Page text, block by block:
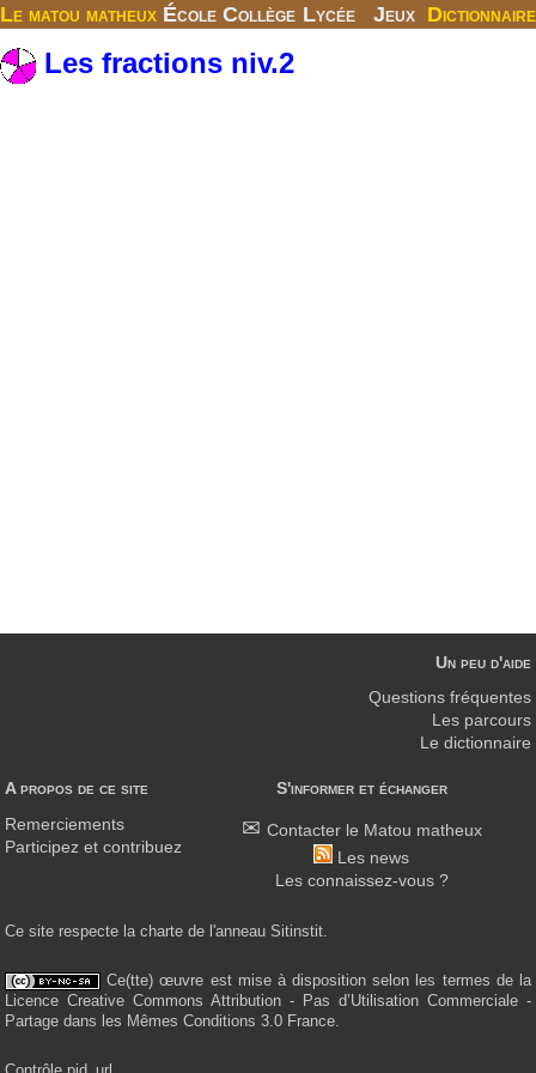
Le matou matheux École Collège Lycée Jeux Dictionnaire
Les fractions niv.2
A propos de ce site
Remerciements
Participez et contribuez
S'informer et échanger
Contacter le Matou matheux
Les news
Les connaissez-vous ?
Un peu d'aide
Questions fréquentes
Les parcours
Le dictionnaire
Ce site respecte la charte de l'anneau Sitinstit.
Ce(tte) œuvre est mise à disposition selon les termes de la
Licence Creative Commons Attribution - Pas d’Utilisation Commerciale -
Partage dans les Mêmes Conditions 3.0 France.